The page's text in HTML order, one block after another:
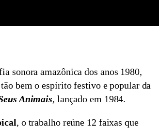
sonora amazônica dos anos 1980,
bem o espírito festivo e popular da
Animais, lançado em 1984.
, o trabalho reúne 12 faixas que